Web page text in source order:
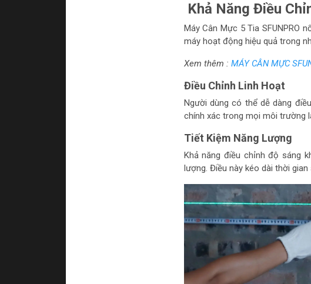
Khả Năng Điều
Máy Cân Mực 5 Tia SFUNPRO
máy hoạt động hiệu quả trong
Xem thêm : MÁY CÂN MỰC
Điều Chỉnh Linh Hoạt
Người dùng có thể dễ dàng
chính xác trong mọi môi trường
Tiết Kiệm Năng Lượng
Khả năng điều chỉnh độ sáng
lượng. Điều này kéo dài thời gian